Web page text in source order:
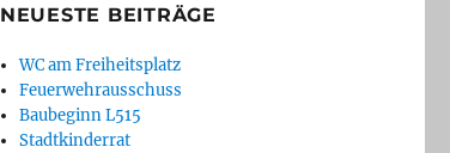
NEUESTE BEITRÄGE
WC am Freiheitsplatz
Feuerwehrausschuss
Baubeginn L515
Stadtkinderrat